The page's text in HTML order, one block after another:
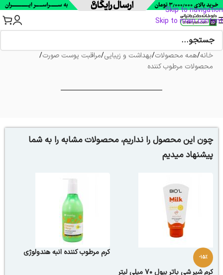
Skip to navigation
Skip to main content
خانه/همه محصولات/بهداشت و زیبایی/مراقبت پوست صورت/
محصولات مرطوب کننده
چون این محصول را نداریم، محصولات مشابه را به شما
پیشنهاد میدیم
-15%
کرم شیر شی باتر بیول 70 میلی لیتر
کرم مرطوب کننده انبه هندولوژی